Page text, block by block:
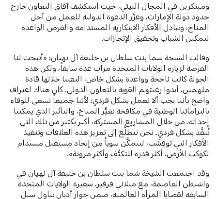
ومبتكرين في المجال البيئي، حيث استكشف آفاق التعاون خارج
حدود دولة الإمارات، وعزَّز الدعوة الدولية للعمل من أجل
المناخ، وتبادل الأفكار الابتكارية المستدامة والفرص الواعدة
لتمكين الشباب وتحقيق الإنجازات.
وقالت الشيخة شما بنت سلطان بن خليفة آل نهيان: «أتيحت لنا
الفرصة لزيارة الولايات المتحدة مرات عدة سابقاً، ولكن هذه
الجولة كانت ناجحة وواعدة بشكل خاص، التقينا خلالها قادة
ملهمين، أبدوا رغبتهم القوية بالتعاون الدولي. كان هناك اعتراف
واضح بأننا يجب ألا نعمل بشكل فردي؛ لأننا جميعاً نسعى للوفاء
بالتزاماتنا الوطنية في مكافحة تغيُّر المناخ، والتأثير الذي يمكننا
إحداثه، من خلال المشاريع المشتركة، أكبر بكثير من تلك التي
تُنفَّذ بشكل فردي. نحن نتطلَّع إلى تعزيز هذه العلاقات وتنفيذ
الأفكار التي نوقِشَت، لنتمكَّن سوياً من إيجاد مستقبل مستدام
لكوكب الأرض، أكثر قدرة للتكيُّف وأكثر مرونة».
وقد اجتمعت الشيخة شما بنت سلطان بن خليفة آل نهيان في
واشنطن العاصمة، مع ميلاني فرفير، سفيرة الولايات المتحدة
السابقة لقضايا المرأة العالمية، ضمن حوار أديان تناول سبل